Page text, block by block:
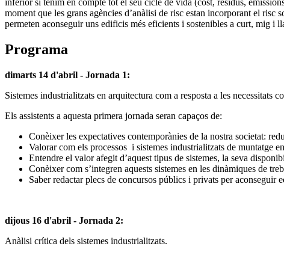
inferior si tenim en compte tot el seu cicle de vida (cost, residus,
moment que les grans agències d’anàlisi de risc estan incorporant el
permeten aconseguir uns edificis més eficients i sostenibles a curt, mig i
Programa
dimarts 14 d'abril - Jornada 1:
Sistemes industrialitzats en arquitectura com a resposta a les necessitats
Els assistents a aquesta primera jornada seran capaços de:
Conèixer les expectatives contemporànies de la nostra societat:
Valorar com els processos i sistemes industrialitzats de muntatge
Entendre el valor afegit d’aquest tipus de sistemes, la seva
Conèixer com s’integren aquests sistemes en les dinàmiques de
Saber redactar plecs de concursos públics i privats per aconseguir
dijous 16 d'abril - Jornada 2:
Anàlisi crítica dels sistemes industrialitzats.